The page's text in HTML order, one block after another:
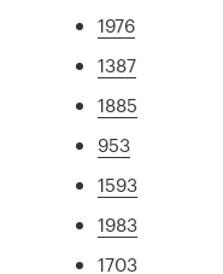
1976
1387
1885
953
1593
1983
1703